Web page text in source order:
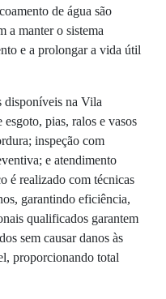
de água são
a manter o sistema
e a prolongar a vida útil
disponíveis na Vila
pias, ralos e vasos
inspeção com
e atendimento
é realizado com técnicas
garantindo eficiência,
qualificados garantem
sem causar danos às
proporcionando total